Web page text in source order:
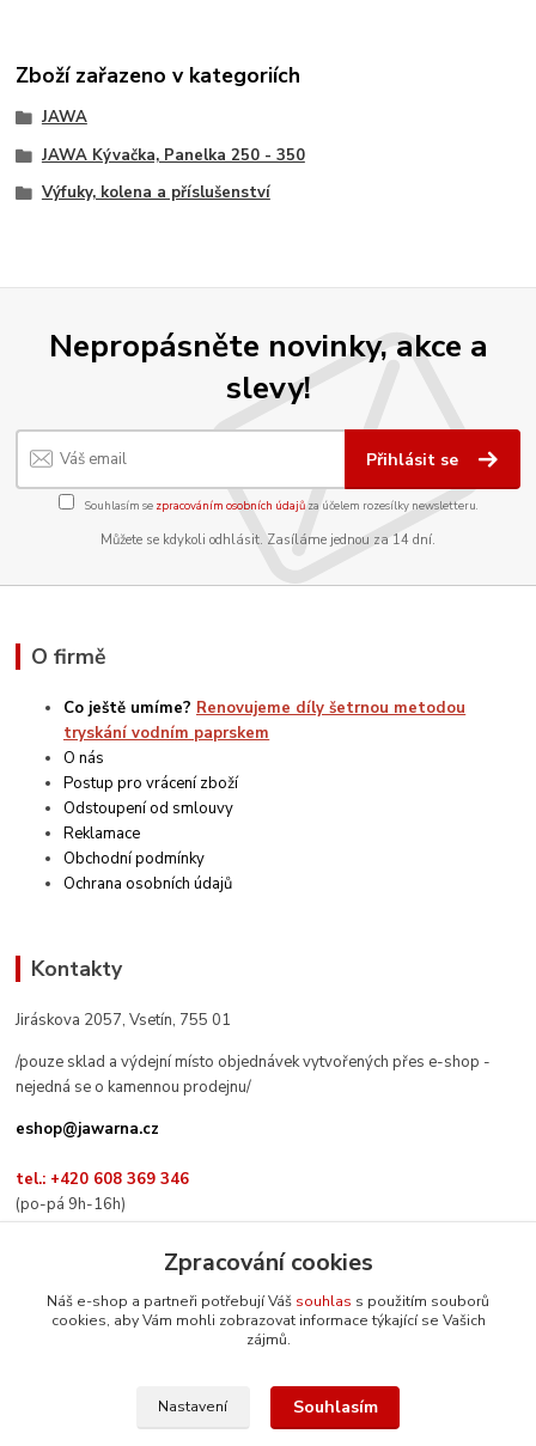
Zboží zařazeno v kategoriích
JAWA
JAWA Kývačka, Panelka 250 - 350
Výfuky, kolena a příslušenství
Nepropásněte novinky, akce a
slevy!
Přihlásit se
Souhlasím se zpracováním osobních údajůza účelem rozesílky newsletteru.
Můžete se kdykoli odhlásit. Zasíláme jednou za 14 dní.
O firmě
Co ještě umíme? Renovujeme díly šetrnou metodou
tryskání vodním paprskem
O nás
Postup pro vrácení zboží
Odstoupení od smlouvy
Reklamace
Obchodní podmínky
Ochrana osobních údajů
Kontakty
Jiráskova 2057, Vsetín, 755 01
/pouze sklad a výdejní místo objednávek vytvořených přes e-shop -
nejedná se o kamennou prodejnu/
eshop@jawarna.cz
tel.: +420 608 369 346
(po-pá 9h-16h)
Sledujte nás na Facebooku
Zpracování cookies
Náš e-shop a partneři potřebují Váš souhlas s použitím souborů
cookies, aby Vám mohli zobrazovat informace týkající se Vašich
zájmů.
Nastavení Souhlasím